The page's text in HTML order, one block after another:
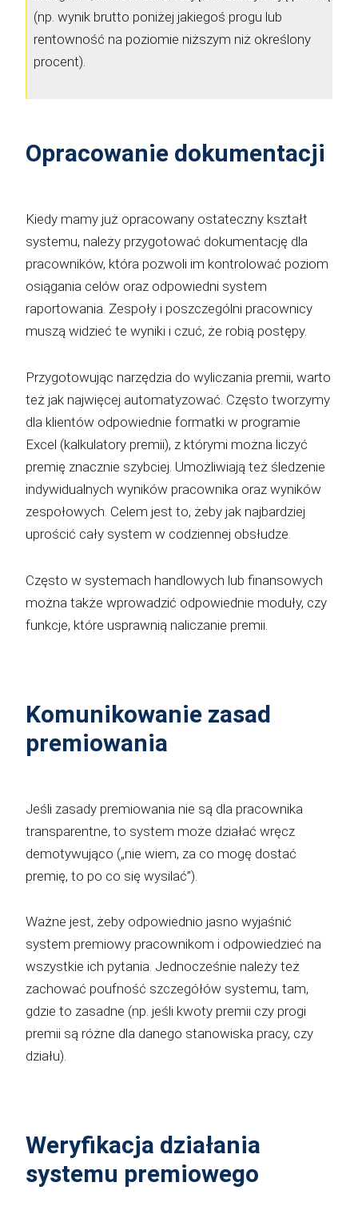
(np. wynik brutto poniżej jakiegoś progu lub
rentowność na poziomie niższym niż określony
procent).
Opracowanie dokumentacji
Kiedy mamy już opracowany ostateczny kształt
systemu, należy przygotować dokumentację dla
pracowników, która pozwoli im kontrolować poziom
osiągania celów oraz odpowiedni system
raportowania. Zespoły i poszczególni pracownicy
muszą widzieć te wyniki i czuć, że robią postępy.
Przygotowując narzędzia do wyliczania premii, warto
też jak najwięcej automatyzować. Często tworzymy
dla klientów odpowiednie formatki w programie
Excel (kalkulatory premii), z którymi można liczyć
premię znacznie szybciej. Umożliwiają też śledzenie
indywidualnych wyników pracownika oraz wyników
zespołowych. Celem jest to, żeby jak najbardziej
uprościć cały system w codziennej obsłudze.
Często w systemach handlowych lub finansowych
można także wprowadzić odpowiednie moduły, czy
funkcje, które usprawnią naliczanie premii.
Komunikowanie zasad
premiowania
Jeśli zasady premiowania nie są dla pracownika
transparentne, to system może działać wręcz
demotywująco („nie wiem, za co mogę dostać
premię, to po co się wysilać”).
Ważne jest, żeby odpowiednio jasno wyjaśnić
system premiowy pracownikom i odpowiedzieć na
wszystkie ich pytania. Jednocześnie należy też
zachować poufność szczegółów systemu, tam,
gdzie to zasadne (np. jeśli kwoty premii czy progi
premii są różne dla danego stanowiska pracy, czy
działu).
Weryfikacja działania
systemu premiowego